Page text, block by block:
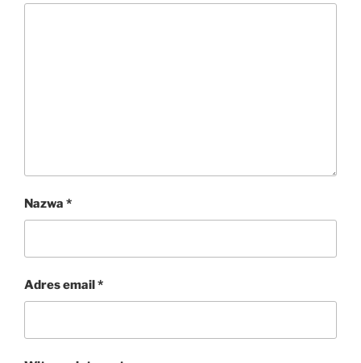
Nazwa *
Adres email*